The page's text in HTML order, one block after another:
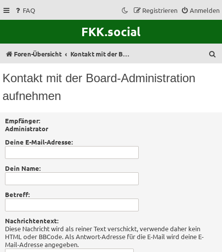
FAQ Anmelden
Registrieren
FKK.social
Foren-Übersicht Kontakt mit der Board-Administration aufnehmen
Kontakt mit der Board-Administration
aufnehmen
Empfänger:
Administrator
Deine E-Mail-Adresse:
Dein Name:
Betreff:
Nachrichtentext:
Diese Nachricht wird als reiner Text verschickt, verwende daher kein
HTML oder BBCode. Als Antwort-Adresse für die E-Mail wird deine E-
Mail-Adresse angegeben.